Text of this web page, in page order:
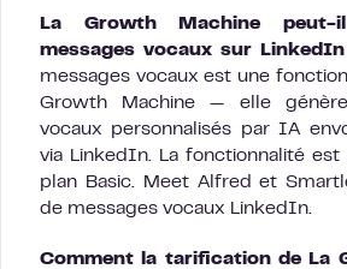
La Growth Machine peut-
messages vocaux sur
messages vocaux est une
Growth Machine — elle
vocaux personnalisés par IA
via LinkedIn. La fonctionnalité
plan Basic. Meet Alfred et
de messages vocaux LinkedIn.
Comment la tarification de La